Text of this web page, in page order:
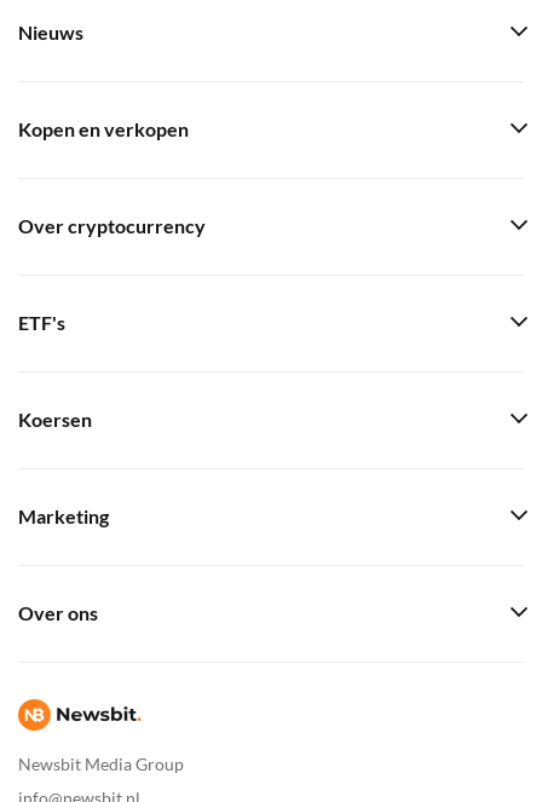
Newsbit Media Group
info@newsbit.nl
Nieuws
Kopen en verkopen
Over cryptocurrency
ETF's
Koersen
Marketing
Over ons